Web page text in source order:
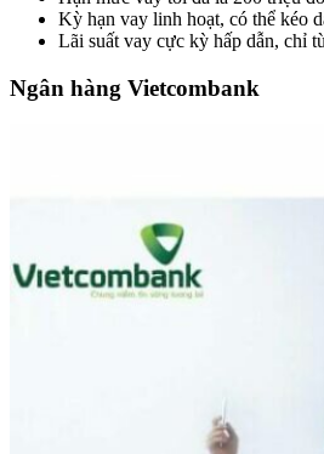
Kỳ hạn vay linh hoạt, có thể kéo
Lãi suất vay cực kỳ hấp dẫn, chỉ
Ngân hàng Vietcombank